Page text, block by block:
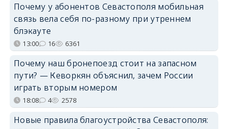
Почему у абонентов Севастополя мобильная
связь вела себя по-разному при утреннем
блэкауте
13:00 16 6361
Почему наш бронепоезд стоит на запасном
пути? — Кеворкян объяснил, зачем России
играть вторым номером
18:08 4 2578
Новые правила благоустройства Севастополя: